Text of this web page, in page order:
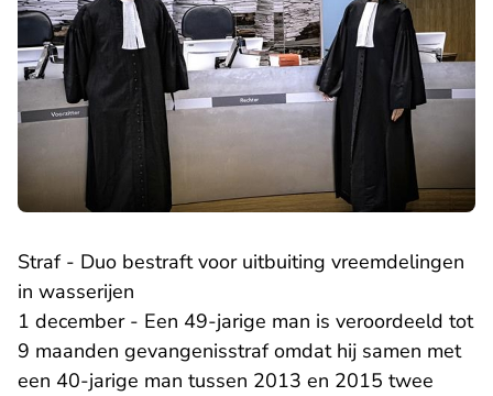
Straf - Duo bestraft voor uitbuiting vreemdelingen
in wasserijen
1 december - Een 49-jarige man is veroordeeld tot
9 maanden gevangenisstraf omdat hij samen met
een 40-jarige man tussen 2013 en 2015 twee